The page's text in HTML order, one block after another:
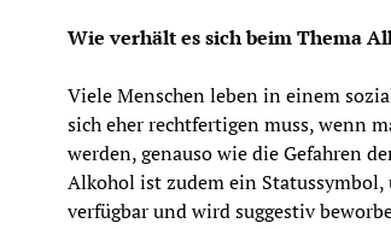
Wie verhält es sich beim Thema
Viele Menschen leben in einem
sich eher rechtfertigen muss, wenn
werden, genauso wie die Gefahren
Alkohol ist zudem ein
verfügbar und wird suggestiv